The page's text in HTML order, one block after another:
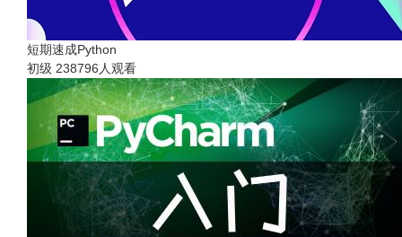
短期速成Python
初级 238796人观看